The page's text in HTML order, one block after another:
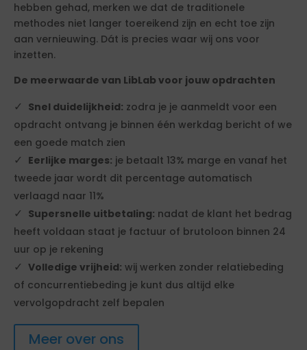
hebben gehad, merken we dat de traditionele
methodes niet langer toereikend zijn en echt toe zijn
aan vernieuwing. Dát is precies waar wij ons voor
inzetten.
De meerwaarde van LibLab voor jouw opdrachten
Snel duidelijkheid: zodra je je aanmeldt voor een
opdracht ontvang je binnen één werkdag bericht of we
een goede match zien
Eerlijke marges: je betaalt 13% marge en vanaf het
tweede jaar wordt dit percentage automatisch
verlaagd naar 11%
Supersnelle uitbetaling: nadat de klant het bedrag
heeft voldaan staat je factuur of brutoloon binnen 24
uur op je rekening
Volledige vrijheid: wij werken zonder relatiebeding
of concurrentiebeding je kunt dus altijd elke
vervolgopdracht zelf bepalen
Meer over ons